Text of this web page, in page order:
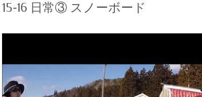
15-16 日常③ スノーボード